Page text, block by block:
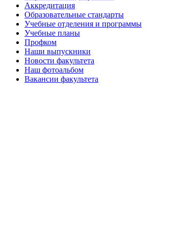
Аккредитация
Образовательные стандарты
Учебные отделения и программы
Учебные планы
Профком
Наши выпускники
Новости факультета
Наш фотоальбом
Вакансии факультета